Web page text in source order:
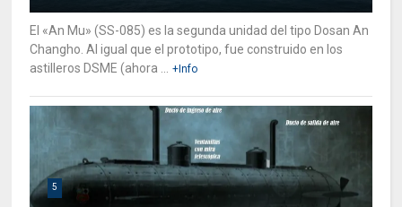
El «An Mu» (SS-085) es la segunda unidad del tipo Dosan An
Changho. Al igual que el prototipo, fue construido en los
astilleros DSME (ahora ...
+Info
5